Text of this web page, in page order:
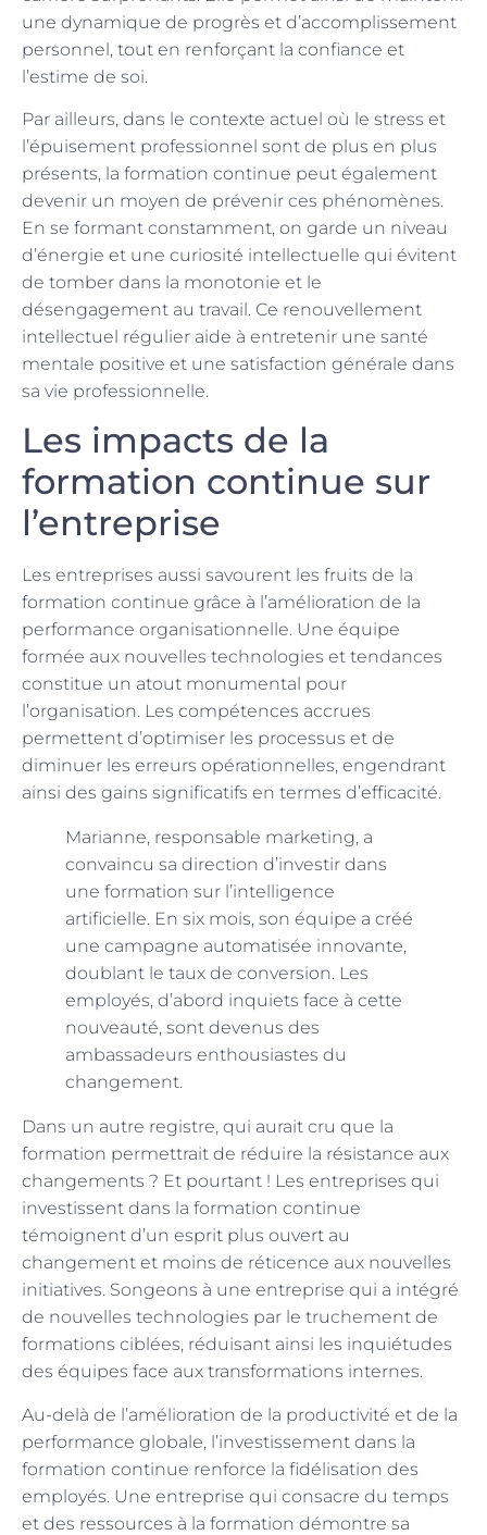
une dynamique de progrès et d’accomplissement
personnel, tout en renforçant la confiance et
l’estime de soi.
Par ailleurs, dans le contexte actuel où le stress et
l’épuisement professionnel sont de plus en plus
présents, la formation continue peut également
devenir un moyen de prévenir ces phénomènes.
En se formant constamment, on garde un niveau
d’énergie et une curiosité intellectuelle qui évitent
de tomber dans la monotonie et le
désengagement au travail. Ce renouvellement
intellectuel régulier aide à entretenir une santé
mentale positive et une satisfaction générale dans
sa vie professionnelle.
Les impacts de la
formation continue sur
l’entreprise
Les entreprises aussi savourent les fruits de la
formation continue grâce à l’amélioration de la
performance organisationnelle. Une équipe
formée aux nouvelles technologies et tendances
constitue un atout monumental pour
l’organisation. Les compétences accrues
permettent d’optimiser les processus et de
diminuer les erreurs opérationnelles, engendrant
ainsi des gains significatifs en termes d’efficacité.
Marianne, responsable marketing, a
convaincu sa direction d’investir dans
une formation sur l’intelligence
artificielle. En six mois, son équipe a créé
une campagne automatisée innovante,
doublant le taux de conversion. Les
employés, d’abord inquiets face à cette
nouveauté, sont devenus des
ambassadeurs enthousiastes du
changement.
Dans un autre registre, qui aurait cru que la
formation permettrait de réduire la résistance aux
changements ? Et pourtant ! Les entreprises qui
investissent dans la formation continue
témoignent d’un esprit plus ouvert au
changement et moins de réticence aux nouvelles
initiatives. Songeons à une entreprise qui a intégré
de nouvelles technologies par le truchement de
formations ciblées, réduisant ainsi les inquiétudes
des équipes face aux transformations internes.
Au-delà de l’amélioration de la productivité et de la
performance globale, l’investissement dans la
formation continue renforce la fidélisation des
employés. Une entreprise qui consacre du temps
et des ressources à la formation démontre sa